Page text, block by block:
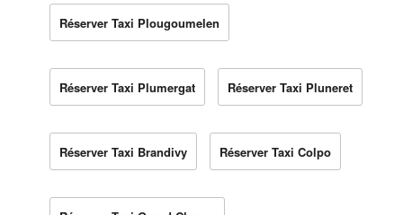
Réserver Taxi Plougoumelen
Réserver Taxi Plumergat Réserver Taxi Pluneret
Réserver Taxi Brandivy Réserver Taxi Colpo